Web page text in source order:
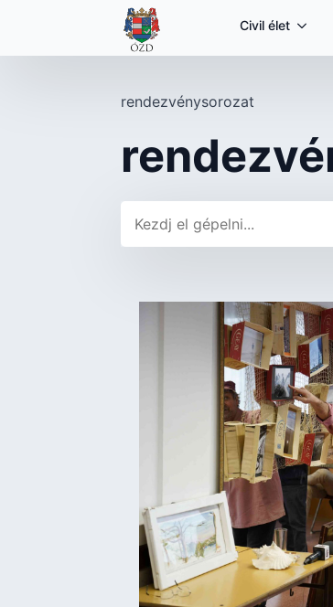
Civil élet
rendezvénysorozat